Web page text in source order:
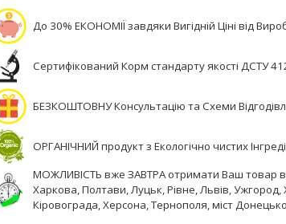
До 30% ЕКОНОМІЇ завдяки Вигідній Ціні від
Сертифікований Корм стандарту якості ДСТУ
БЕЗКОШТОВНУ Консультацію та Схеми Відгодівлі
ОРГАНІЧНИЙ продукт з Екологічно чистих
МОЖЛИВІСТЬ вже ЗАВТРА отримати Ваш товар в
Харкова, Полтави, Луцьк, Рівне, Львів,
Кіровограда, Херсона, Тернополя, міст